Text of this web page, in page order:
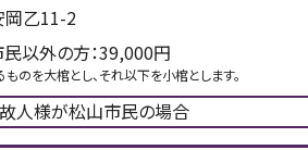
岡乙11-2
以外の方：39,000円
のを大棺とし、それ以下を小棺とします。
故人様が松山市民の場合